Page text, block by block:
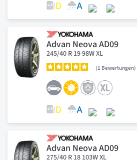
Advan Neova AD09
245/40 R 19 98W XL
1 Bewertungen
Advan Neova AD09
275/40 R 18 103W XL